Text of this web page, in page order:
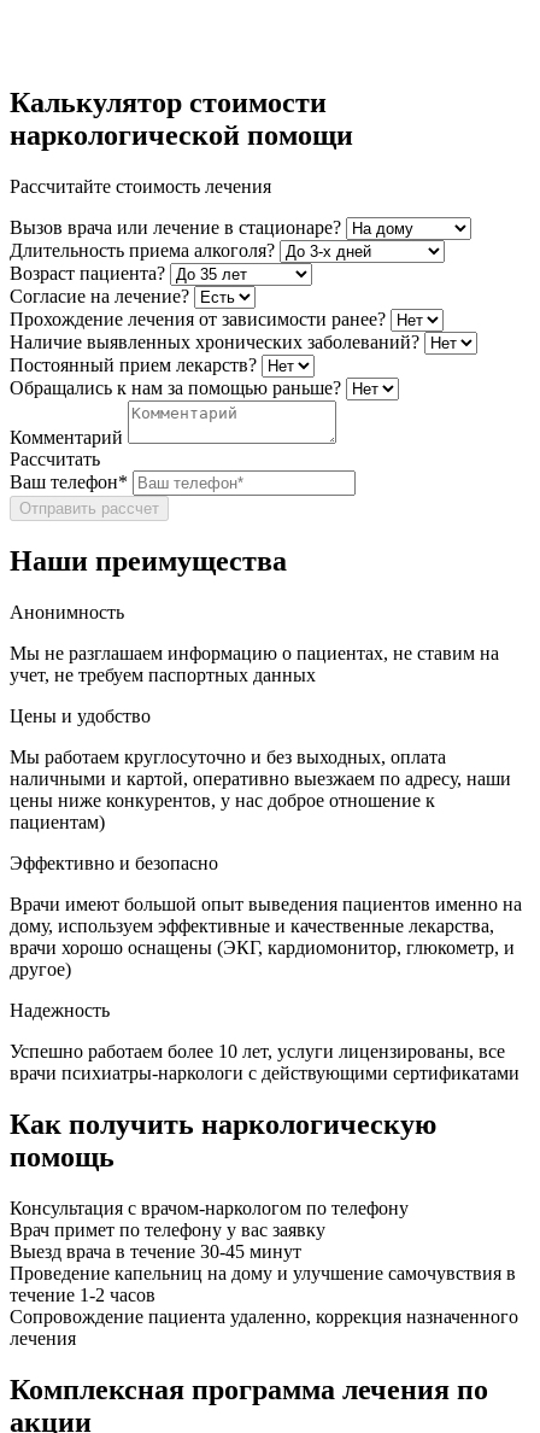
Калькулятор стоимости
наркологической помощи
Рассчитайте стоимость лечения
Вызов врача или лечение в стационаре?
Длительность приема алкоголя?
Возраст пациента?
Согласие на лечение?
Прохождение лечения от зависимости ранее?
Наличие выявленных хронических заболеваний?
Постоянный прием лекарств?
Обращались к нам за помощью раньше?
Комментарий
Рассчитать
Ваш телефон*
Отправить рассчет
Наши преимущества
Анонимность
Мы не разглашаем информацию о пациентах, не ставим на
учет, не требуем паспортных данных
Цены и удобство
Мы работаем круглосуточно и без выходных, оплата
наличными и картой, оперативно выезжаем по адресу, наши
цены ниже конкурентов, у нас доброе отношение к
пациентам)
Эффективно и безопасно
Врачи имеют большой опыт выведения пациентов именно на
дому, используем эффективные и качественные лекарства,
врачи хорошо оснащены (ЭКГ, кардиомонитор, глюкометр, и
другое)
Надежность
Успешно работаем более 10 лет, услуги лицензированы, все
врачи психиатры-наркологи с действующими сертификатами
Как получить наркологическую
помощь
Консультация с врачом-наркологом по телефону
Врач примет по телефону у вас заявку
Выезд врача в течение 30-45 минут
Проведение капельниц на дому и улучшение самочувствия в
течение 1-2 часов
Сопровождение пациента удаленно, коррекция назначенного
лечения
Комплексная программа лечения по
акции